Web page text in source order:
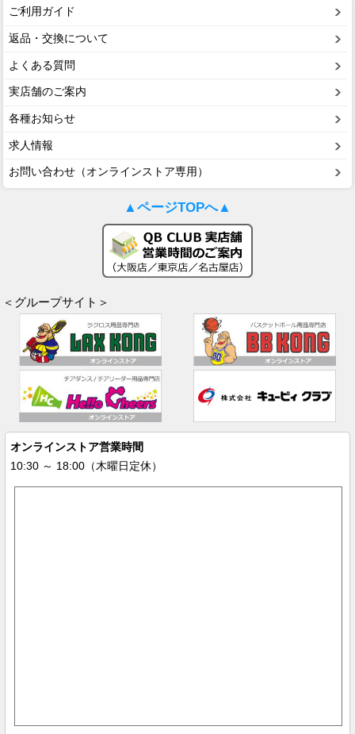
ご利用ガイド
返品・交換について
よくある質問
実店舗のご案内
各種お知らせ
求人情報
お問い合わせ（オンラインストア専用）
▲ページTOPへ▲
＜グループサイト＞
オンラインストア営業時間
10:30 ～ 18:00（木曜日定休）